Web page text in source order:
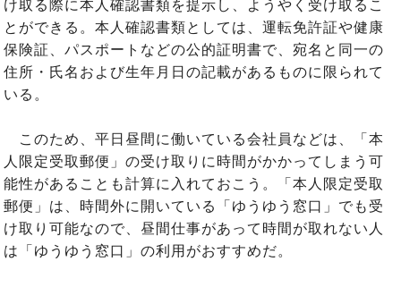
け取る際に本人確認書類を提示し、ようやく受け取るこ
とができる。本人確認書類としては、運転免許証や健康
保険証、パスポートなどの公的証明書で、宛名と同一の
住所・氏名および生年月日の記載があるものに限られて
いる。
このため、平日昼間に働いている会社員などは、「本
人限定受取郵便」の受け取りに時間がかかってしまう可
能性があることも計算に入れておこう。「本人限定受取
郵便」は、時間外に開いている「ゆうゆう窓口」でも受
け取り可能なので、昼間仕事があって時間が取れない人
は「ゆうゆう窓口」の利用がおすすめだ。